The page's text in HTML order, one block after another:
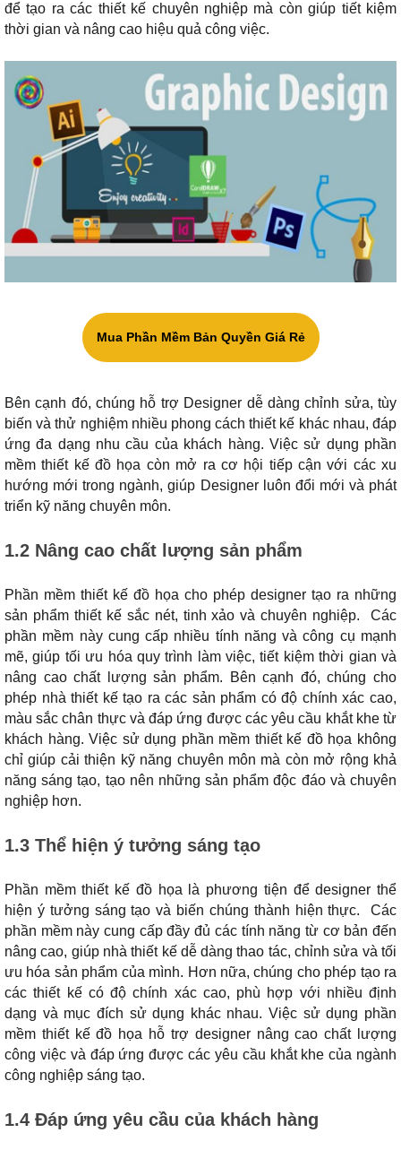
để tạo ra các thiết kế chuyên nghiệp mà còn giúp tiết kiệm
thời gian và nâng cao hiệu quả công việc.
Mua Phần Mềm Bản Quyền Giá Rẻ
Bên cạnh đó, chúng hỗ trợ Designer dễ dàng chỉnh sửa, tùy
biến và thử nghiệm nhiều phong cách thiết kế khác nhau, đáp
ứng đa dạng nhu cầu của khách hàng. Việc sử dụng phần
mềm thiết kế đồ họa còn mở ra cơ hội tiếp cận với các xu
hướng mới trong ngành, giúp Designer luôn đổi mới và phát
triển kỹ năng chuyên môn.
1.2 Nâng cao chất lượng sản phẩm
Phần mềm thiết kế đồ họa cho phép designer tạo ra những
sản phẩm thiết kế sắc nét, tinh xảo và chuyên nghiệp. Các
phần mềm này cung cấp nhiều tính năng và công cụ mạnh
mẽ, giúp tối ưu hóa quy trình làm việc, tiết kiệm thời gian và
nâng cao chất lượng sản phẩm. Bên cạnh đó, chúng cho
phép nhà thiết kế tạo ra các sản phẩm có độ chính xác cao,
màu sắc chân thực và đáp ứng được các yêu cầu khắt khe từ
khách hàng. Việc sử dụng phần mềm thiết kế đồ họa không
chỉ giúp cải thiện kỹ năng chuyên môn mà còn mở rộng khả
năng sáng tạo, tạo nên những sản phẩm độc đáo và chuyên
nghiệp hơn.
1.3 Thể hiện ý tưởng sáng tạo
Phần mềm thiết kế đồ họa là phương tiện để designer thể
hiện ý tưởng sáng tạo và biến chúng thành hiện thực. Các
phần mềm này cung cấp đầy đủ các tính năng từ cơ bản đến
nâng cao, giúp nhà thiết kế dễ dàng thao tác, chỉnh sửa và tối
ưu hóa sản phẩm của mình. Hơn nữa, chúng cho phép tạo ra
các thiết kế có độ chính xác cao, phù hợp với nhiều định
dạng và mục đích sử dụng khác nhau. Việc sử dụng phần
mềm thiết kế đồ họa hỗ trợ designer nâng cao chất lượng
công việc và đáp ứng được các yêu cầu khắt khe của ngành
công nghiệp sáng tạo.
1.4 Đáp ứng yêu cầu của khách hàng